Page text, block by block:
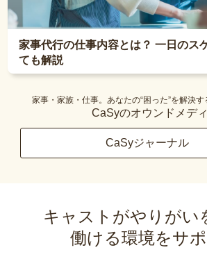
家事代行の仕事内容とは？ 一日のス
ても解説
家事・家族・仕事。あなたの“困った”を解決
CaSyのオウンドメデ
CaSyジャーナル
キャストがやりがい
働ける環境をサ